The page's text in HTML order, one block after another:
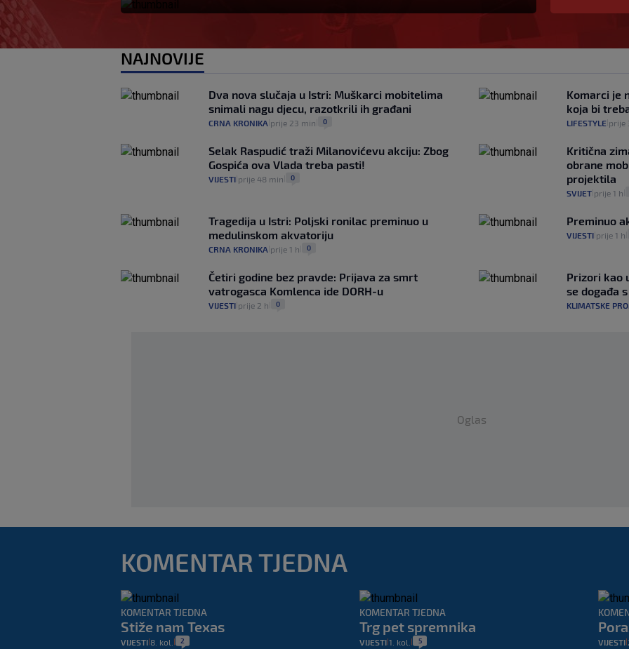
NAJNOVIJE
Dva nova slučaja u Istri: Muškarci mobitelima
snimali nagu djecu, razotkrili ih građani
CRNA KRONIKA prije 23 min 0
Komarci je
koja bi
LIFESTYLE prije
Selak Raspudić traži Milanovićevu akciju: Zbog
Gospića ova Vlada treba pasti!
VIJESTI prije 48 min 0
Kritična
obrane
projektila
SVIJET prije 1 h
Tragedija u Istri: Poljski ronilac preminuo u
medulinskom akvatoriju
CRNA KRONIKA prije 1 h 0
Preminuo
VIJESTI prije 1 h
Četiri godine bez pravde: Prijava za smrt
vatrogasca Komlenca ide DORH-u
VIJESTI prije 2 h 0
Prizori kao
se događa
KLIMATSKE
Oglas
KOMENTAR TJEDNA
KOMENTAR TJEDNA
Stiže nam Texas
VIJESTI 8. kol. 2
KOMENTAR TJEDNA
Trg pet spremnika
VIJESTI 1. kol. 5 VIJESTI